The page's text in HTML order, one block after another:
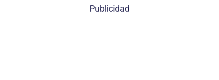
Publicidad